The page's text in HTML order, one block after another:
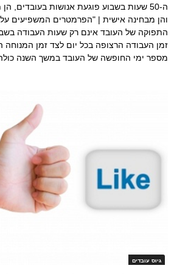
ה-50 שעות בשבוע פוגעת אנושות בעובדים,
והן מבחינה אישית | "הפרמטרים המשפיעים
התפוקה של העובד אינם רק שעות העבודה
זמן העבודה הרצופה בכל יום לצד זמן המנוחה
מספר ימי החופשה של העובד במשך השנה
גיוס עובדים